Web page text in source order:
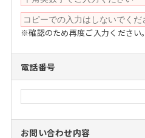
※確認のため再度ご入力ください。
電話番号
お問い合わせ内容